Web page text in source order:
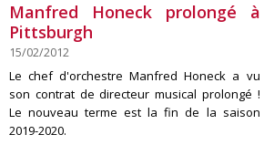
Manfred Honeck prolongé à
Pittsburgh
15/02/2012
Le chef d'orchestre Manfred Honeck a vu
son contrat de directeur musical prolongé !
Le nouveau terme est la fin de la saison
2019-2020.